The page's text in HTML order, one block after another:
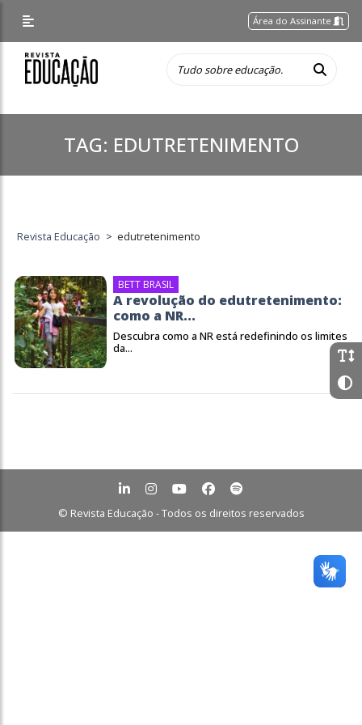
Área do Assinante
TAG: EDUTRETENIMENTO
Revista Educação > edutretenimento
BETT BRASIL
A revolução do edutretenimento:
como a NR...
Descubra como a NR está redefinindo os limites
da...
© Revista Educação - Todos os direitos reservados